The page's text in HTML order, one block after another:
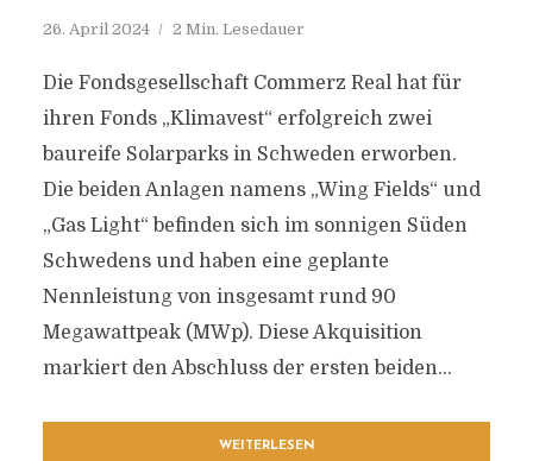
26. April 2024 2 Min. Lesedauer
Die Fondsgesellschaft Commerz Real hat für
ihren Fonds „Klimavest“ erfolgreich zwei
baureife Solarparks in Schweden erworben.
Die beiden Anlagen namens „Wing Fields“ und
„Gas Light“ befinden sich im sonnigen Süden
Schwedens und haben eine geplante
Nennleistung von insgesamt rund 90
Megawattpeak (MWp). Diese Akquisition
markiert den Abschluss der ersten beiden...
WEITERLESEN